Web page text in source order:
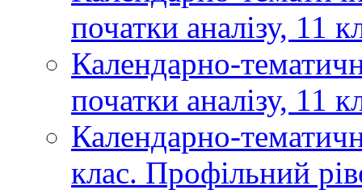
початки аналізу, 11
Календарно-
початки аналізу, 11
Календарно-
клас. Профільний